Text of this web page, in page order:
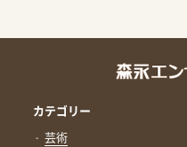
カテゴリー
芸術